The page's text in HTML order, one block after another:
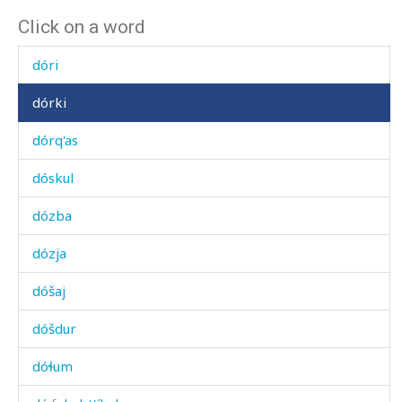
Click on a word
dókas
dóri
dórki
dórq'as
dóskul
dózba
dózja
dóšaj
dóšdur
dóɬum